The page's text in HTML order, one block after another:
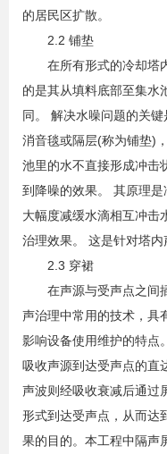
的居民区扩散。
2.2 铺垫
在所有形式的冷却塔内
的是其从填料底部至集水
同。 解决水噪问题的关
消音毯或隔层(称为铺垫)
池里的水不直接形成冲击
到降噪的效果。 其原理
大幅度减缓水滴相互冲击
治理效果。 这是针对塔内
2.3 穿裙
在声源与受声点之间插
声治理中常用的技术，具
影响设备使用维护的特点
吸收声源到达受声点的直
声波则经吸收衰减后通过
形式到达受声点，从而达
果的目的。本工程中隔声